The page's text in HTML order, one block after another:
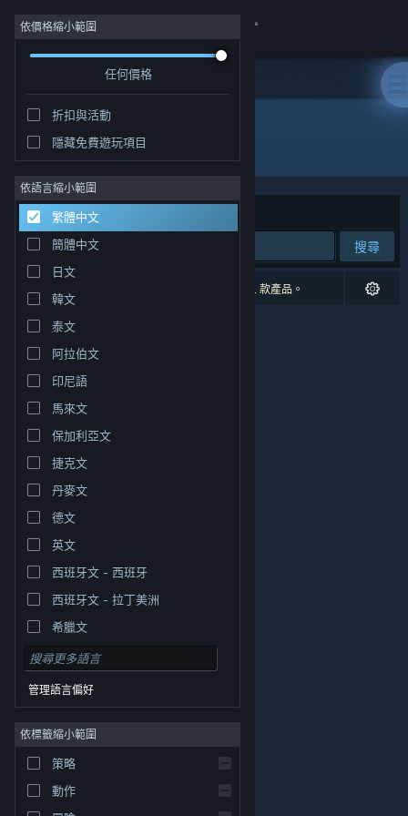
登入
社群
關於
客服
變更語言
取得 Steam 行動應用程式
檢視電腦版網頁
權人在美國與其它國家（地區）之財產。
Cookie
依價格縮小範圍
任何價格
折扣與活動
隱藏免費遊玩項目
依語言縮小範圍
繁體中文
簡體中文
日文
韓文
泰文
阿拉伯文
印尼語
馬來文
保加利亞文
捷克文
丹麥文
德文
英文
西班牙文 - 西班牙
西班牙文 - 拉丁美洲
希臘文
管理語言偏好
依標籤縮小範圍
策略
動作
開發人員: Lee Jooin
排序依據 相關性
搜尋
0 項相符的搜尋結果。 已根據您的偏好設定排除 1 款產品。